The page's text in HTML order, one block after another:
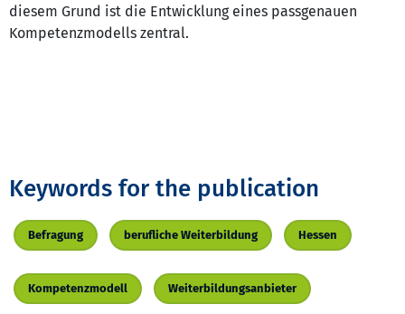
diesem Grund ist die Entwicklung eines passgenauen
Kompetenzmodells zentral.
Keywords for the publication
Befragung berufliche Weiterbildung Hessen
Kompetenzmodell Weiterbildungsanbieter